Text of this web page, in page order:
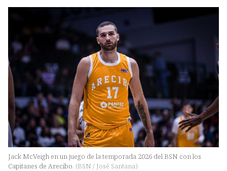
Jack McVeigh en un juego de la temporada 2026 del BSN con los
Capitanes de Arecibo. (BSN / José Santana)